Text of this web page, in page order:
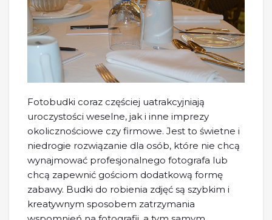
Fotobudki coraz częściej uatrakcyjniają
uroczystości weselne, jak i inne imprezy
okolicznościowe czy firmowe. Jest to świetne i
niedrogie rozwiązanie dla osób, które nie chcą
wynajmować profesjonalnego fotografa lub
chcą zapewnić gościom dodatkową formę
zabawy. Budki do robienia zdjęć są szybkim i
kreatywnym sposobem zatrzymania